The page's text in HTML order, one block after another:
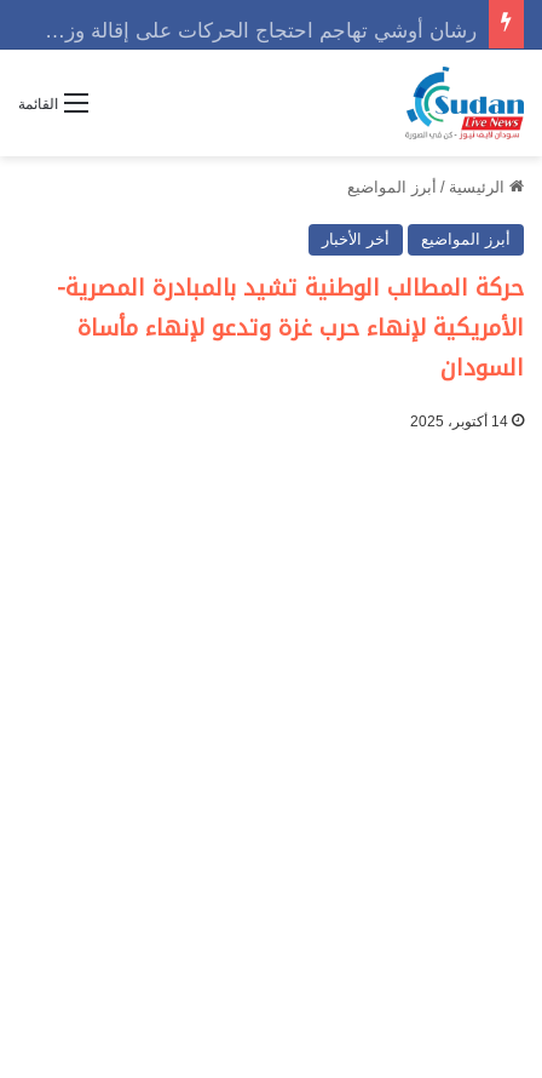
القائمة
الرئيسية / أبرز المواضيع
أبرز المواضيع أخر الأخبار
حركة المطالب الوطنية تشيد بالمبادرة المصرية-
الأمريكية لإنهاء حرب غزة وتدعو لإنهاء مأساة
السودان
14 أكتوبر، 2025